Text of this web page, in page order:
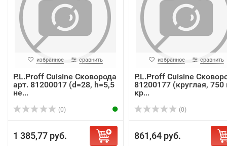
избранное сравнить
P.L.Proff Cuisine Сковорода
арт. 81200017 (d=28, h=5,5
не...
(0)
1 385,77 руб.
избранное сравнить
P.L.Proff Cuisine
81200177 (круглая, 750
кр...
(0)
861,64 руб.